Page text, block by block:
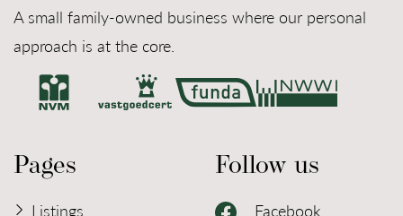
A small family-owned business where our personal
approach is at the core.
Pages
Listings
Follow us
Facebook